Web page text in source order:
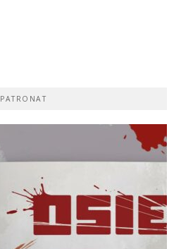
PATRONAT